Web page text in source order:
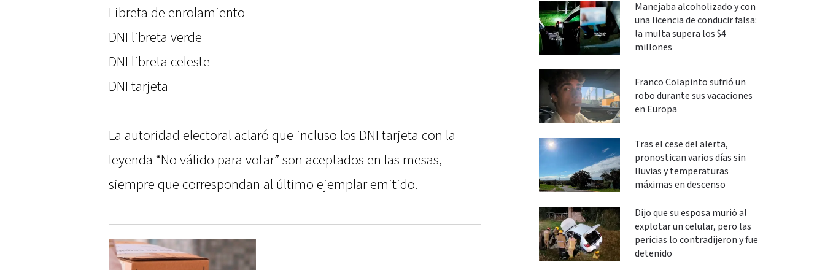
Libreta de enrolamiento
DNI libreta verde
DNI libreta celeste
DNI tarjeta
La autoridad electoral aclaró que incluso los DNI tarjeta con la
leyenda “No válido para votar” son aceptados en las mesas,
siempre que correspondan al último ejemplar emitido.
Manejaba alcoholizado y con
una licencia de conducir falsa:
la multa supera los $4
millones
Franco Colapinto sufrió un
robo durante sus vacaciones
en Europa
Tras el cese del alerta,
pronostican varios días sin
lluvias y temperaturas
máximas en descenso
Dijo que su esposa murió al
explotar un celular, pero las
pericias lo contradijeron y fue
detenido